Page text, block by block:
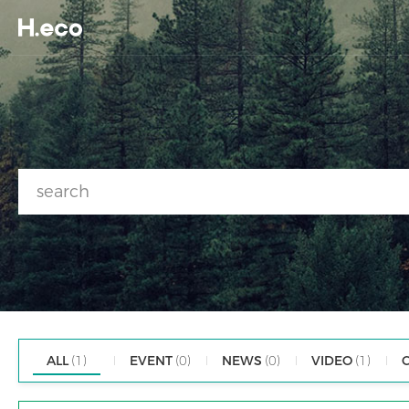
ALL (1) EVENT (0) NEWS (0) VIDEO (1)